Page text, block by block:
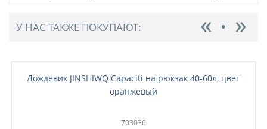
У НАС ТАКЖЕ ПОКУПАЮТ:
Дождевик JINSHIWQ Capaciti на рюкзак 40-60л, цвет
оранжевый
703036